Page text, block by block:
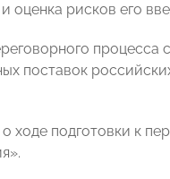
оценка рисков его
процесса
поставок
ходе подготовки к